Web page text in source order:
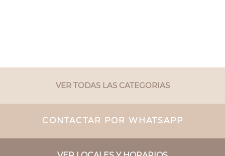
VER TODAS LAS CATEGORIAS
CONTACTAR POR WHATSAPP